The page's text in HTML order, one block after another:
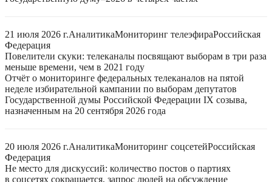
21 июля 2026 г.АналитикаМониторинг телеэфираРоссийская
Федерация
Повелители скуки: телеканалы посвящают выборам в три раза
меньше времени, чем в 2021 году
Отчёт о мониторинге федеральных телеканалов на пятой
неделе избирательной кампании по выборам депутатов
Государственной думы Российской Федерации IX созыва,
назначенным на 20 сентября 2026 года
20 июля 2026 г.АналитикаМониторинг соцсетейРоссийская
Федерация
Не место для дискуссий: количество постов о партиях
в соцсетях сокращается, запрос людей на обсуждение